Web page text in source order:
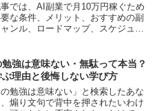
では、AI副業で月10万円稼ぐため
な条件、メリット、おすすめの副
ンル、ロードマップ、スケジュー
万円稼ぐために必要な情報を一気に
することができます。
強は意味ない・無駄って本当？
ぶ理由と後悔しない学び方
の勉強は意味ない」と検索したあな
煽り文句で背中を押されたいわけ